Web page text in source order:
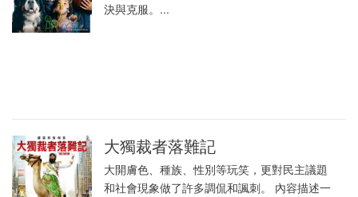
決與克服。...
大獨裁者落難記
大開膚色、種族、性別等玩笑，更對民主議題
和社會現象做了許多調侃和諷刺。 內容描述一